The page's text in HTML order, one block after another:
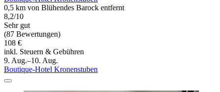
0,5 km von Blühendes Barock entfernt
8,2/10
Sehr gut
(87 Bewertungen)
108 €
inkl. Steuern & Gebühren
9. Aug.–10. Aug.
Boutique-Hotel Kronenstuben